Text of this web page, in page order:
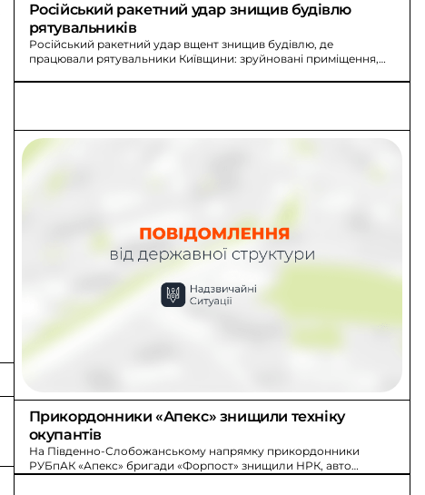
Російський ракетний удар знищив будівлю
рятувальників
Російський ракетний удар вщент знищив будівлю, де
працювали рятувальники Київщини: зруйновані приміщення,
Прикордонники «Апекс» знищили техніку
окупантів
На Південно-Слобожанському напрямку прикордонники
РУБпАК «Апекс» бригади «Форпост» знищили НРК, авто
техніку, засоби РЕБ та антени зв’язку.